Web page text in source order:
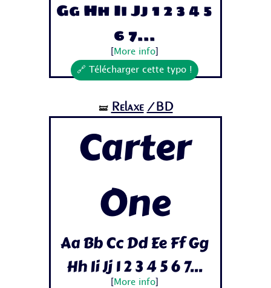
Gg Hh Ii Jj 1 2 3 4 5
6 7...
More info]
🔗 Télécharger cette typo !
🝛 Relaxe /BD
Carter
One
Aa Bb Cc Dd Ee Ff Gg
Hh Ii Jj 1 2 3 4 5 6 7...
More info]